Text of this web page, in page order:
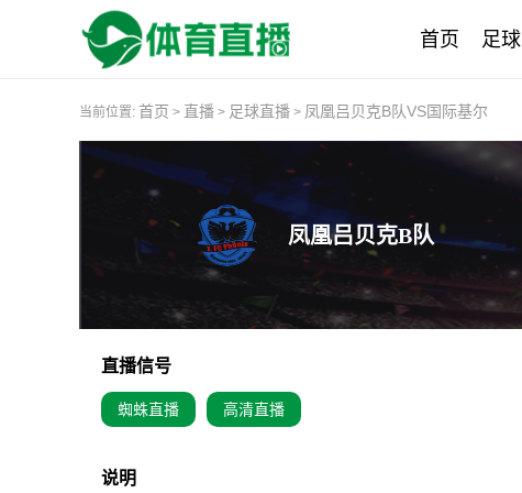
首页 足球
当前位置: 首页 > 直播 > 足球直播 > 凤凰吕贝克B队VS国际基尔
凤凰吕贝克B队
直播信号
蜘蛛直播 高清直播
说明